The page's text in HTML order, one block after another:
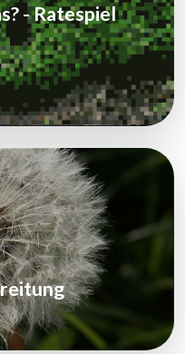
- Ratespiel